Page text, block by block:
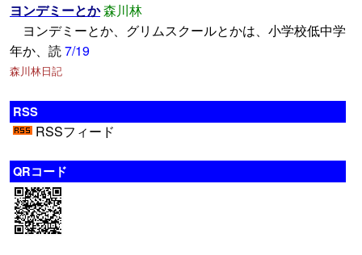
ヨンデミーとか森川林
ヨンデミーとか、グリムスクールとかは、小学校低中学
年か、読7/19
森川林日記
RSS
RSSフィード
QRコード